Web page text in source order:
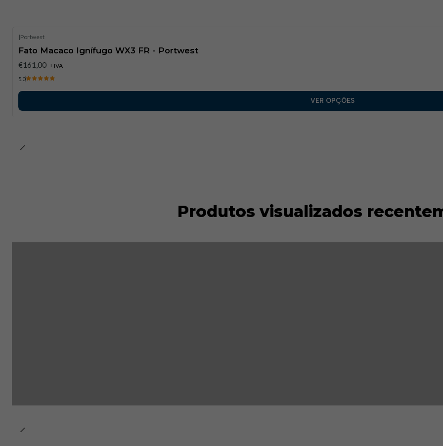
|Portwest
Fato Macaco Ignífugo WX3 FR - Portwest
€161,00 + IVA
5.0
VER OPÇÕES
Produtos visualizados